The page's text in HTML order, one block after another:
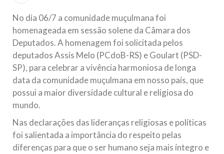
no ano novo muçulmano de 1435 Hejrita. Desejamos a
todos os irmãos e irmãs um novo
10 DE NOVEMBRO DE 2013
Falecimento do Imam Ali Ibn Al-Hussein
(A.S.)
Em nome de Deus, o Clemente, o Misericordioso! Diante da
muçulmanos, o Imam Ali Ibn Al-Hussein Ibn Ali Ibn Abi Táleb
(A.S.), conhecido por “Zein Al-Ábidin” (Formosura
NOTÍCIAS
3 DE JULHO DE 2014
No dia 06/7 a comunidade muçulmana foi
homenageada em sessão solene da Câmara dos
Deputados. A homenagem foi solicitada pelos
deputados Assis Melo (PCdoB-RS) e Goulart (PSD-
SP), para celebrar a vivência harmoniosa de longa
data da comunidade muçulmana em nosso país, que
possui a maior diversidade cultural e religiosa do
mundo.
Nas declarações das lideranças religiosas e políticas
foi salientada a importância do respeito pelas
diferenças para que o ser humano seja mais íntegro e